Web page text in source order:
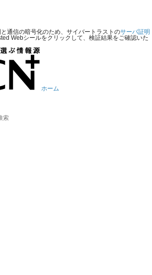
通信の暗号化のため、サイバートラストのサーバ証明
Webシールをクリックして、検証結果をご確認いた
ホーム